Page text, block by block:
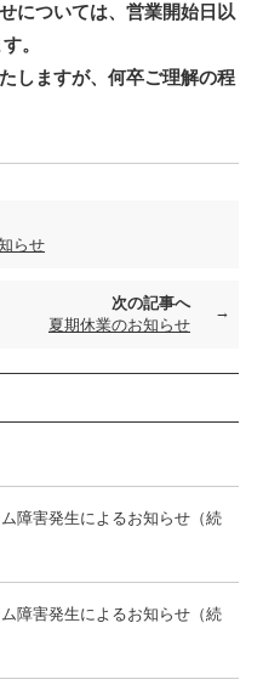
については、営業開始日以
。
しますが、何卒ご理解の程
らせ
次の記事へ
夏期休業のお知らせ
障害発生によるお知らせ（続
障害発生によるお知らせ（続